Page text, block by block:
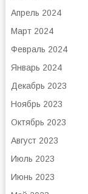
Апрель 2024
Март 2024
Февраль 2024
Январь 2024
Декабрь 2023
Ноябрь 2023
Октябрь 2023
Август 2023
Июль 2023
Июнь 2023